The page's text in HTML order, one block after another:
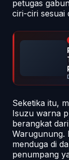
petugas
ciri-ciri sesuai
Seketika itu,
Isuzu warna
berangkat
Warugunung.
menduga di
penumpang